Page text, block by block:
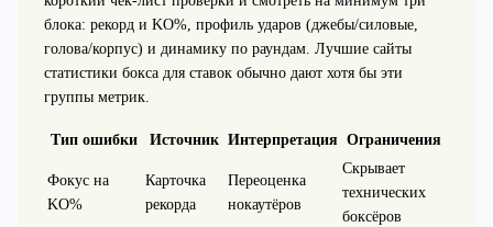
блока: рекорд и KO%, профиль ударов (джебы/силовые,
голова/корпус) и динамику по раундам. Лучшие сайты
статистики бокса для ставок обычно дают хотя бы эти
группы метрик.
Тип ошибки Источник Интерпретация Ограничения
Фокус на
KO%
Карточка
рекорда
Переоценка
нокаутёров
Скрывает
технических
боксёров